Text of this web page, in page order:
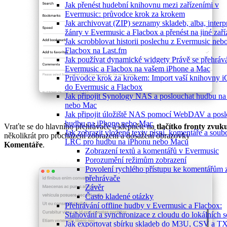
Jak přenést hudební knihovnu mezi zařízeními v
Evermusic: průvodce krok za krokem
Jak archivovat (ZIP) seznamy skladeb, alba,
žánry v Evermusic a Flacbox a přenést na jiné
Jak scrobblovat historii poslechu z Evermusic
Flacbox na Last.fm
Jak používat dynamické widgety Právě se
Evermusic a Flacbox na vašem iPhone a Mac
Průvodce krok za krokem: Import vaší knihovny
do Evermusic a Flacbox
Jak připojit Synology NAS a poslouchat hudbu
nebo Mac
Jak připojit úložiště NAS pomocí WebDAV a
hudbu na iPhone nebo Mac
Jak zobrazit vložené texty písní, komentáře a
LRC pro hudbu na iPhonu nebo Macu
Zobrazení textů a komentářů v Evermusic
Porozumění režimům zobrazení
Povolení rychlého přístupu ke komentářům
přehrávače
Závěr
Často kladené otázky
Přehrávání offline hudby v Evermusic a Flacbox:
Stahování a synchronizace z cloudu do lokálních
Jak exportovat sbírku skladeb do M3U, CSV a
Vraťte se do hlavního přehrávače a klepněte na tlačítko fronty
několikrát pro procházení zobrazení a dosažení obrazovky
Komentáře.